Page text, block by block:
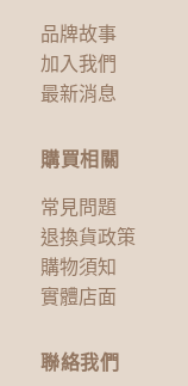
品牌故事
加入我們
最新消息
購買相關
常見問題
退換貨政策
購物須知
實體店面
聯絡我們